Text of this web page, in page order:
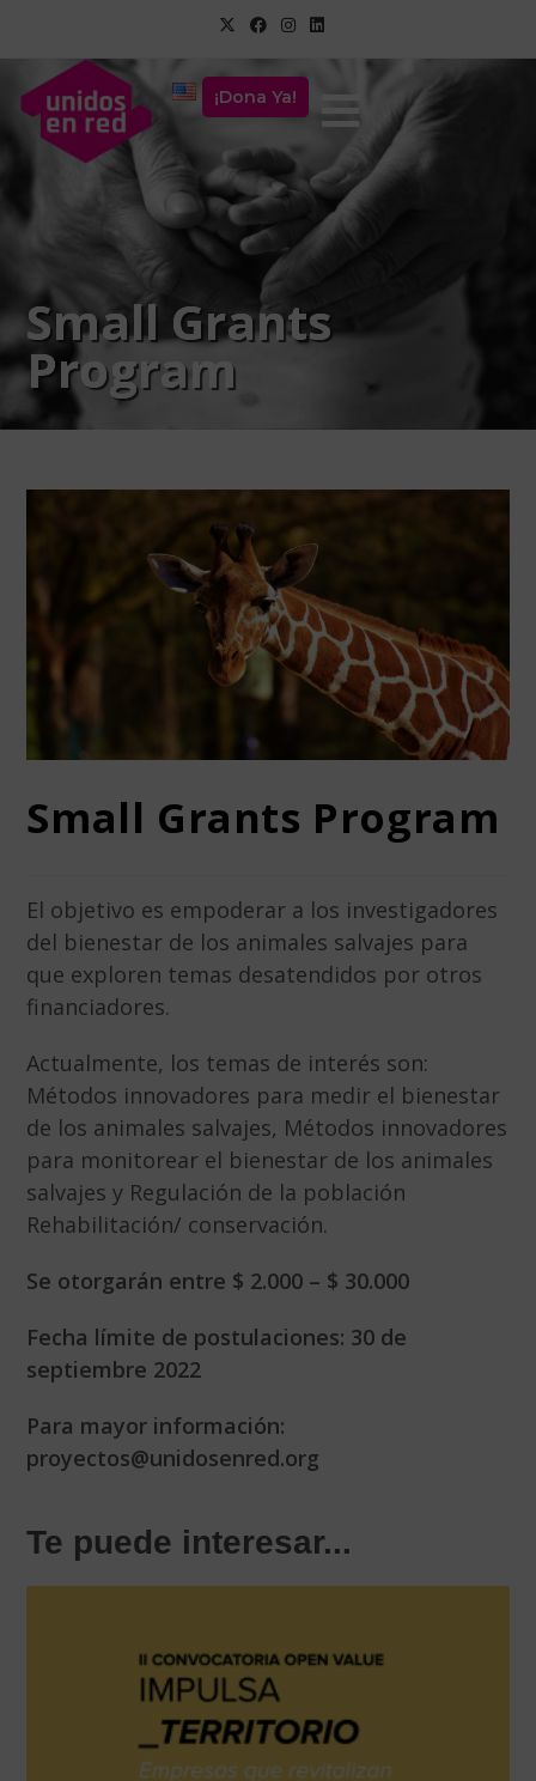
¡Dona Ya!
Small Grants
Program
Small Grants Program
El objetivo es empoderar a los investigadores
del bienestar de los animales salvajes para
que exploren temas desatendidos por otros
financiadores.
Actualmente, los temas de interés son:
Métodos innovadores para medir el bienestar
de los animales salvajes, Métodos innovadores
para monitorear el bienestar de los animales
salvajes y Regulación de la población
Rehabilitación/ conservación.
Se otorgarán entre $ 2.000 – $ 30.000
Fecha límite de postulaciones: 30 de
septiembre 2022
Para mayor información:
proyectos@unidosenred.org
Te puede interesar...